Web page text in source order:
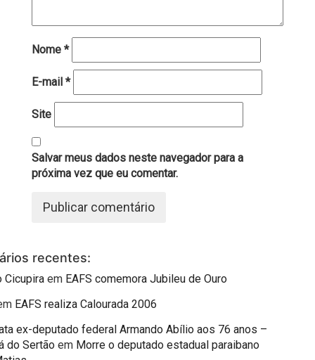
Nome *
E-mail *
Site
Salvar meus dados neste navegador para a
próxima vez que eu comentar.
recentes:
Cicupira em EAFS comemora Jubileu de Ouro
EAFS realiza Calourada 2006
ex-deputado federal Armando Abílio aos 76 anos –
do Sertão em Morre o deputado estadual paraibano